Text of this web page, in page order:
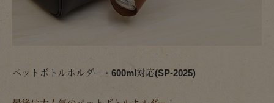
ペットボトルホルダー・600ml対応(SP-2025)